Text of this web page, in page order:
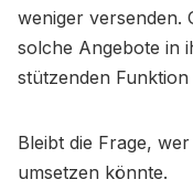
weniger versenden.
solche Angebote in
stützenden
Bleibt die Frage,
umsetzen könnte.